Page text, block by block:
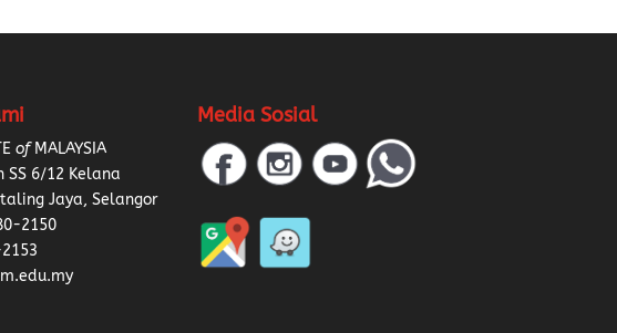
ofMALAYSIA
SS 6/12 Kelana
Jaya, Selangor
2150
Media Sosial